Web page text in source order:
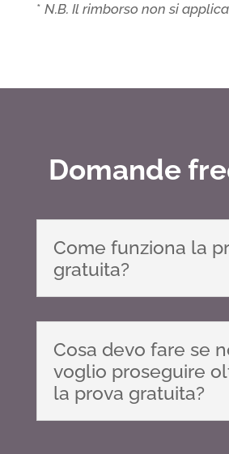
* N.B. Il rimborso non si
Domande
Come funziona la
gratuita?
Cosa devo fare se
voglio proseguire
la prova gratuita?